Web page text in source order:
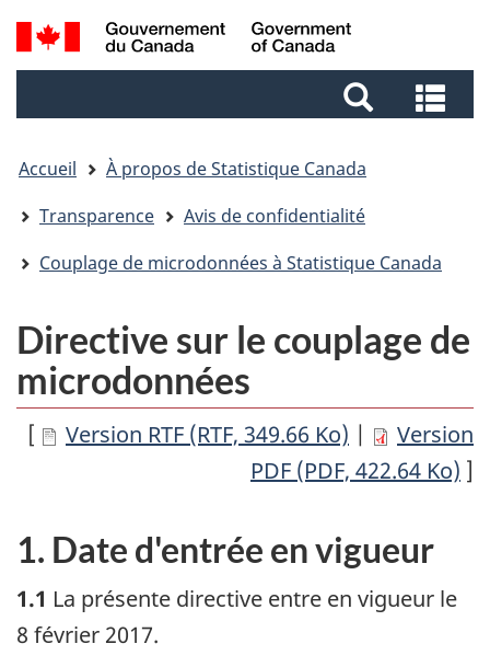
Aller
au
Aller
au
Passer
à
Recherche
et
et
Accueil
À propos de Statistique Canada
Transparence
Avis de confidentialité
Couplage de microdonnées à Statistique Canada
Directive sur le couplage de
microdonnées
[ Version RTF (RTF, 349.66 Ko) |
Version
PDF (PDF, 422.64 Ko) ]
1. Date d'entrée en vigueur
1.1 La présente directive entre en vigueur le
8 février 2017.